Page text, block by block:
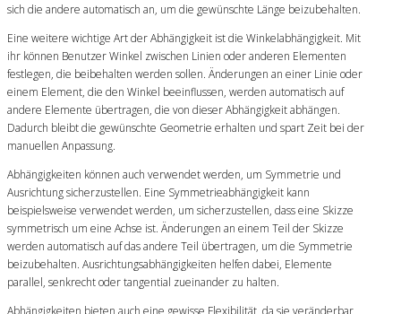
sich die andere automatisch an, um die gewünschte Länge beizubehalten.
Eine weitere wichtige Art der Abhängigkeit ist die Winkelabhängigkeit. Mit
ihr können Benutzer Winkel zwischen Linien oder anderen Elementen
festlegen, die beibehalten werden sollen. Änderungen an einer Linie oder
einem Element, die den Winkel beeinflussen, werden automatisch auf
andere Elemente übertragen, die von dieser Abhängigkeit abhängen.
Dadurch bleibt die gewünschte Geometrie erhalten und spart Zeit bei der
manuellen Anpassung.
Abhängigkeiten können auch verwendet werden, um Symmetrie und
Ausrichtung sicherzustellen. Eine Symmetrieabhängigkeit kann
beispielsweise verwendet werden, um sicherzustellen, dass eine Skizze
symmetrisch um eine Achse ist. Änderungen an einem Teil der Skizze
werden automatisch auf das andere Teil übertragen, um die Symmetrie
beizubehalten. Ausrichtungsabhängigkeiten helfen dabei, Elemente
parallel, senkrecht oder tangential zueinander zu halten.
Abhängigkeiten bieten auch eine gewisse Flexibilität, da sie veränderbar